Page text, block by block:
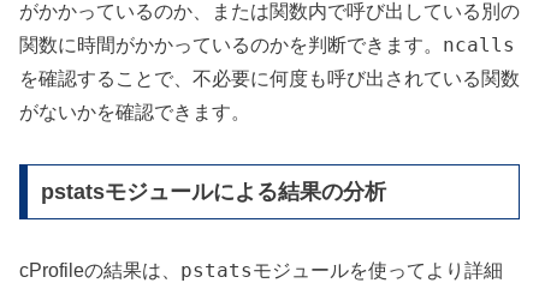
がかかっているのか、または関数内で呼び出している別の
関数に時間がかかっているのかを判断できます。 ncalls
を確認することで、不必要に何度も呼び出されている関数
がないかを確認できます。
pstatsモジュールによる結果の分析
cProfileの結果は、 pstatsモジュールを使ってより詳細